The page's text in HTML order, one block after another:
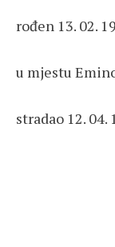
rođen 13. 02.
u mjestu
stradao 12. 04.